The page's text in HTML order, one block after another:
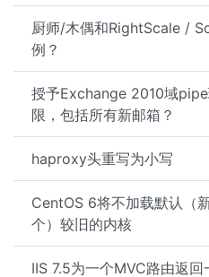
厨师/木偶和RightScale /
例？
授予Exchange 2010域
限，包括所有新邮箱？
haproxy头重写为小写
CentOS 6将不加载默认（
个）较旧的内核
IIS 7.5为一个MVC路由返